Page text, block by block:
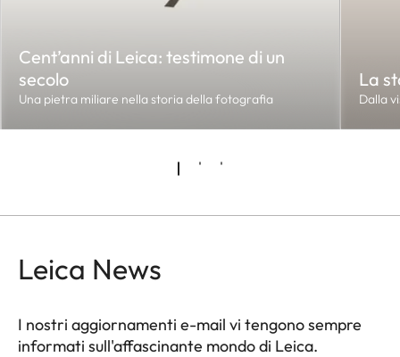
Cent’anni di Leica: testimone di un
secolo
Una pietra miliare nella storia della fotografia
La
Dalla
Leica News
I nostri aggiornamenti e-mail vi tengono sempre
informati sull'affascinante mondo di Leica.